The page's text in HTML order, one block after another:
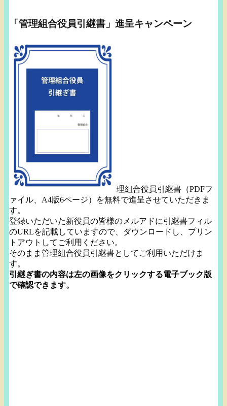
「管理組合役員引継書」進呈キャンペーン
理組合役員引継書（PDFフ
ァイル、A4版6ページ）
を無料で進呈させていただきま
す。
登録いただいた新役員の皆様のメルアドに引継書フィル
のURLを記載していますので、ダウンロードし、 プリン
トアウトしてご利用ください。
そのまま管理組合役員引継書としてご利用いただけま
す。
引継ぎ書の内容は左の画像をクリックする電子ブック版
で確認でき ます。